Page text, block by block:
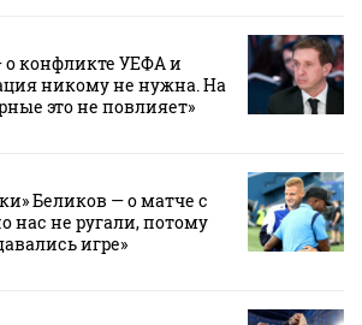
о конфликте УЕФА и
никому не нужна. На
это не повлияет»
Беликов — о матче с
нас не ругали, потому
игре»